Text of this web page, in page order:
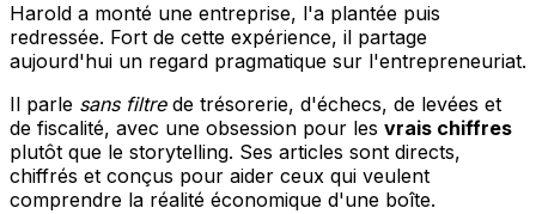
Harold a monté une entreprise, l'a plantée puis
redressée. Fort de cette expérience, il partage
aujourd'hui un regard pragmatique sur l'entrepreneuriat.
Il parle sans filtrede trésorerie, d'échecs, de levées et
de fiscalité, avec une obsession pour les vrais chiffres
plutôt que le storytelling. Ses articles sont directs,
chiffrés et conçus pour aider ceux qui veulent
comprendre la réalité économique d'une boîte.